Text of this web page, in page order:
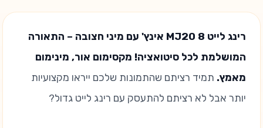
רינג לייט MJ20 8 אינץ' עם מיני חצובה – התאורה
המושלמת לכל סיטואציה! מקסימום אור, מינימום
מאמץ. תמיד רציתם שהתמונות שלכם ייראו מקצועיות
יותר אבל לא רציתם להתעסק עם רינג לייט גדול?